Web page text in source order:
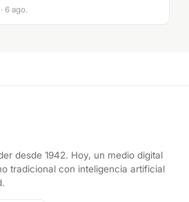
6 ago.
desde 1942. Hoy, un medio digital
tradicional con inteligencia artificial